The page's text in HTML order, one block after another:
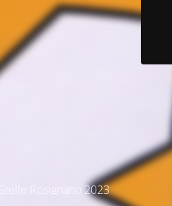
Rosignano 2023